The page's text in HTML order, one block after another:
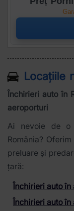
Locațiile
Închirieri auto în
aeroporturi
Ai nevoie de o
România?
preluare și
țară:
Închirieri auto
Închirieri auto